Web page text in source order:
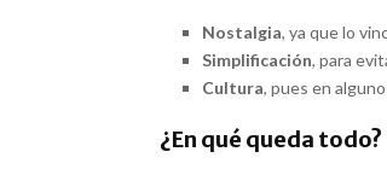
Nostalgia, ya que lo
Simplificación, para
Cultura, pues en
¿En qué queda todo?